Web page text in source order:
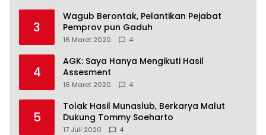
3
Wagub Berontak, Pelantikan Pejabat
Pemprov pun Gaduh
16 Maret 2020 4
4
AGK: Saya Hanya Mengikuti Hasil
Assesment
16 Maret 2020 4
5
Tolak Hasil Munaslub, Berkarya Malut
Dukung Tommy Soeharto
17 Juli 2020 4